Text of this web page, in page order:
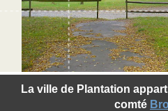
La ville de Plantation
comté